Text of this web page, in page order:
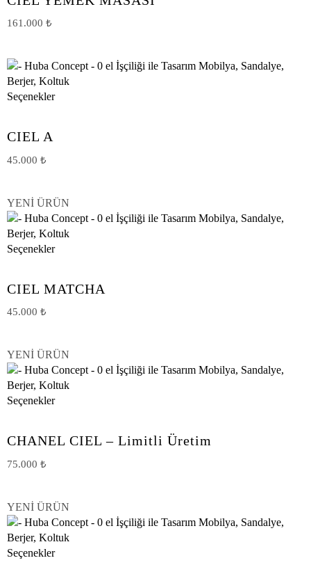
161.000 ₺
Seçenekler
CIEL A
45.000 ₺
YENİ ÜRÜN
Seçenekler
CIEL MATCHA
45.000 ₺
YENİ ÜRÜN
Seçenekler
CHANEL CIEL – Limitli Üretim
75.000 ₺
YENİ ÜRÜN
Seçenekler